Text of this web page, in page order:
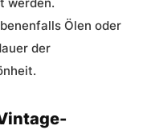
Ölen oder
der